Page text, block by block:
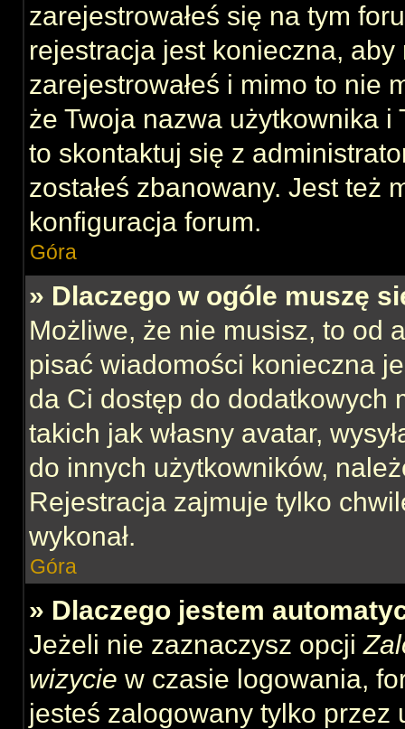
zarejestrowałeś się na tym
rejestracja jest konieczna,
zarejestrowałeś i mimo to nie
że Twoja nazwa użytkownika i
to skontaktuj się z
zostałeś zbanowany. Jest też
konfiguracja forum.
Góra
» Dlaczego w ogóle muszę
Możliwe, że nie musisz, to od
pisać wiadomości konieczna
da Ci dostęp do dodatkowych
takich jak własny avatar,
do innych użytkowników,
Rejestracja zajmuje tylko
wykonał.
Góra
» Dlaczego jestem
Jeżeli nie zaznaczysz opcji
wizycie w czasie logowania,
jesteś zalogowany tylko